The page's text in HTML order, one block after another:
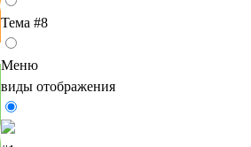
Тема #8
Меню
виды отображения